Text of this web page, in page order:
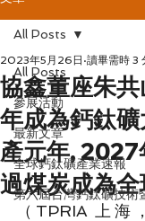
All Posts
參展活動
最新文章
全球鈣鈦礦產業速報
第六屆台灣鈣鈦礦技術
All Posts
協鑫董座朱
年成為鈣鈦
產元年, 2027
過煤炭成為
2023年5月26日 讀畢需時 3
（TPRIA 上